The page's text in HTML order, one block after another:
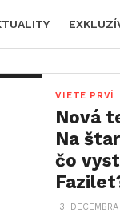
VIETE PRVÍ
Nová
Na
čo
3.